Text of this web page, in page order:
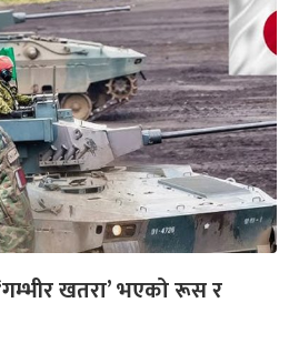
खतरा’ भएको रूस र